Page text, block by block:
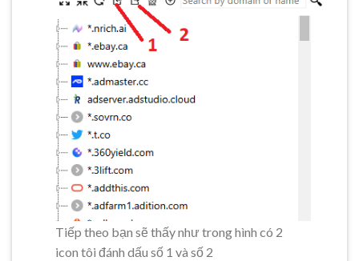
Tiếp theo bạn sẽ thấy như trong hình có 2
icon tôi đánh dấu số 1 và số 2